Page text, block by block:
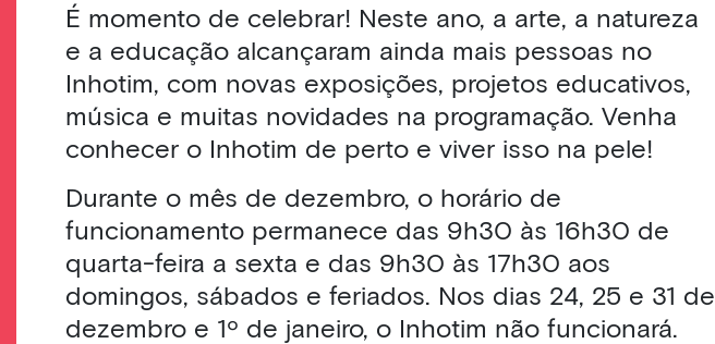
É momento de celebrar! Neste ano, a arte, a natureza
e a educação alcançaram ainda mais pessoas no
Inhotim, com novas exposições, projetos educativos,
música e muitas novidades na programação. Venha
conhecer o Inhotim de perto e viver isso na pele!
Durante o mês de dezembro, o horário de
funcionamento permanece das 9h30 às 16h30 de
quarta-feira a sexta e das 9h30 às 17h30 aos
domingos, sábados e feriados. Nos dias 24, 25 e 31 de
dezembro e 1º de janeiro, o Inhotim não funcionará.